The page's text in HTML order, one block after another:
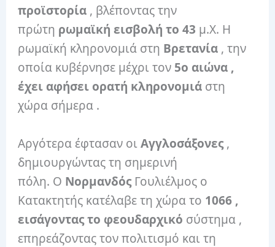
προϊστορία , βλέποντας την
πρώτη ρωμαϊκή εισβολή το 43 μ.Χ. Η
ρωμαϊκή κληρονομιά στη Βρετανία , την
οποία κυβέρνησε μέχρι τον 5ο αιώνα ,
έχει αφήσει ορατή κληρονομιά στη
χώρα σήμερα .
Αργότερα έφτασαν οιΑγγλοσάξονες,
δημιουργώντας τη σημερινή
πόλη. Ο ΝορμανδόςΓουλιέλμος ο
Κατακτητής κατέλαβε τη χώρα το 1066 ,
εισάγοντας το φεουδαρχικό σύστημα ,
επηρεάζοντας τον πολιτισμό και τη